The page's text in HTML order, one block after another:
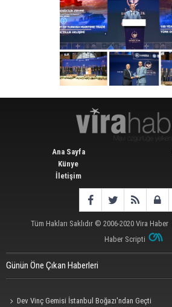
Ana Sayfa
Künye
İletişim
Tüm Hakları Saklıdır © 2006-2020 Vira Haber
Haber Scripti
Günün Öne Çıkan Haberleri
Dev Vinç Gemisi İstanbul Boğazı'ndan Geçti